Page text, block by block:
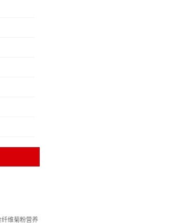
DHA藻油二
糖水溶性膳
维菊粉营养